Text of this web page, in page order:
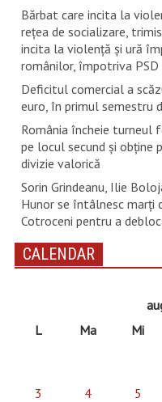
Bărbat care incita la
rețea de socializare,
incita la violență și ură
românilor, împotriva PSD
Deficitul comercial a
euro, în primul semestru
România încheie turneul
pe locul secund și obține
divizie valorică
Sorin Grindeanu, Ilie
Hunor se întâlnesc marți
Cotroceni pentru a
CALENDAR
L
Ma Mi
3
4 5